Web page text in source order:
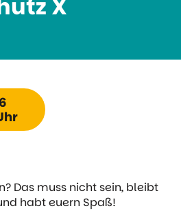
X
Das muss nicht sein, bleibt
habt euern Spaß!